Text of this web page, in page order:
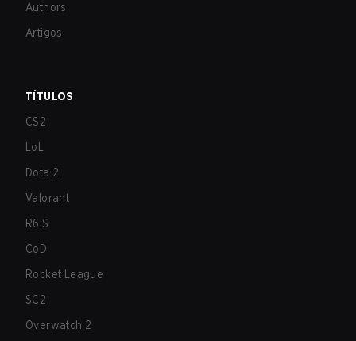
Authors
Artigos
TÍTULOS
CS2
LoL
Dota 2
Valorant
R6:S
CoD
Rocket League
SC2
Overwatch 2